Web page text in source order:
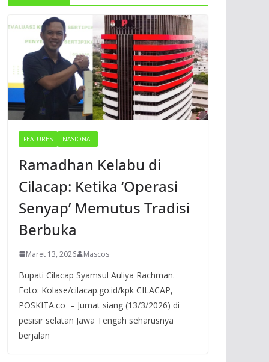
FEATURES NASIONAL
Ramadhan Kelabu di
Cilacap: Ketika ‘Operasi
Senyap’ Memutus Tradisi
Berbuka
Maret 13, 2026 Mascos
Bupati Cilacap Syamsul Auliya Rachman.
Foto: Kolase/cilacap.go.id/kpk CILACAP,
POSKITA.co – Jumat siang (13/3/2026) di
pesisir selatan Jawa Tengah seharusnya
berjalan